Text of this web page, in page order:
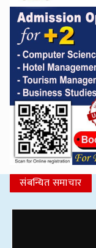
संबन्धित समाचार